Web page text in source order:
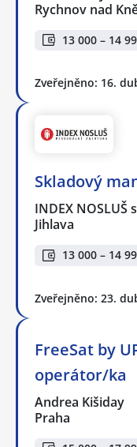
Rychnov nad
13 000 – 14
Zveřejněno: 16.
Skladový
INDEX NOSLUŠ
Jihlava
13 000 – 14
Zveřejněno: 23.
FreeSat by
operátor/ka
Andrea Kišiday
Praha